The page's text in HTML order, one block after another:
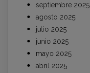
septiembre 2025
agosto 2025
julio 2025
junio 2025
mayo 2025
abril 2025